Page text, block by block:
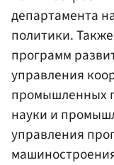
департамента
политики.
программ
управления
промышленных
науки и
управления